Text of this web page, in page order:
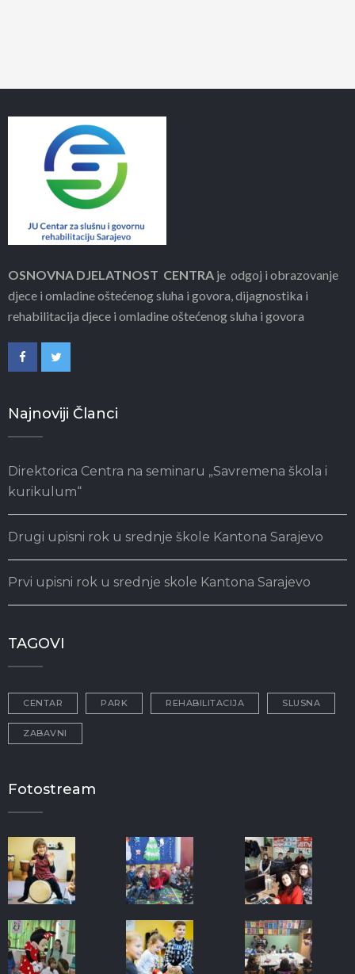
OSNOVNA DJELATNOST CENTRA je odgoj i obrazovanje
djece i omladine oštećenog sluha i govora, dijagnostika i
rehabilitacija djece i omladine oštećenog sluha i govora
Najnoviji Članci
Direktorica Centra na seminaru „Savremena škola i
kurikulum“
Drugi upisni rok u srednje škole Kantona Sarajevo
Prvi upisni rok u srednje skole Kantona Sarajevo
TAGOVI
CENTAR PARK REHABILITACIJA SLUSNA
ZABAVNI
Fotostream